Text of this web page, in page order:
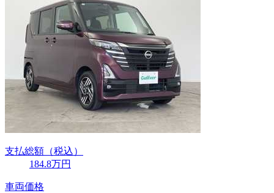
支払総額 （税込）
184.8万円
車両価格